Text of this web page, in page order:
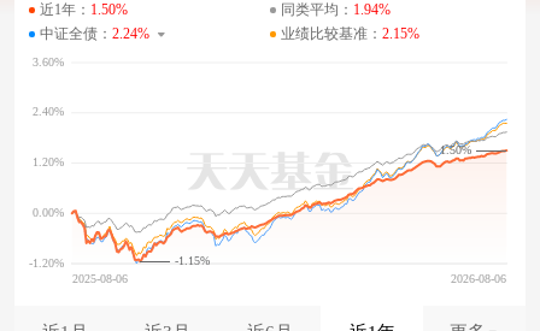
近1年： 1.50% 同类平均： 1.94%
中证全债： 2.24% 业绩比较基准： 2.15%
-1.15%
1.50%